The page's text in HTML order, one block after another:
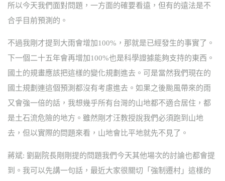
所以今天我們面對問題，一方面的確要看遠，但有的遠法是不
合乎目前預測的。
不過我剛才提到大雨會增加100%，那就是已經發生的事實了。
下一個二十五年會再增加100%也是科學證據能夠支持的東西。
國土的規畫應該把這樣的變化規劃進去。可是當然我們現在的
國土規劃連這個預測都沒有考慮進去。如果之後颱風帶來的雨
又會強一倍的話，我想幾乎所有台灣的山地都不適合居住，都
是土石流危險的地方。雖然剛才汪教授說我們必須跑到山地
去，但以實際的問題來看，山地會比平地就先不見了。
蔣斌: 劉副院長剛剛提的問題我們今天其他場次的討論也都會提
到。我可以先講一句話，最近大家很關切「強制遷村」這樣的